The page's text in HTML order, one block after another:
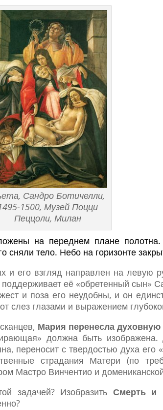
Сандро Ботичелли,
1500, Музей Поцци
Пеццоли, Милан
на переднем плане
сняли тело. Небо на горизонте
и его взгляд направлен на левую
поддерживает её «обретенный сын»
и поза его неудобны, и он
слез глазами и выражением
Мария перенесла духовную
должна быть
переносит с твердостью духа его
страдания Матери (по
Мастро Винчентио и
задачей? Изобразить Смерть и